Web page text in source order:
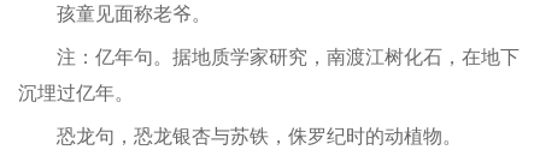
孩童见面称老爷。
注：亿年句。据地质学家研究，南渡江树化石，在地下
沉埋过亿年。
恐龙句，恐龙银杏与苏铁，侏罗纪时的动植物。